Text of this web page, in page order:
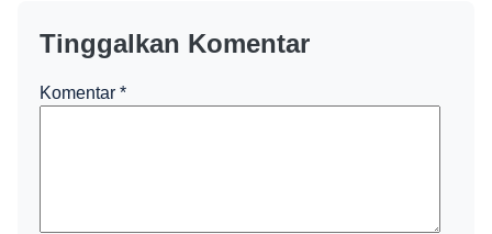
Tinggalkan Komentar
Komentar *